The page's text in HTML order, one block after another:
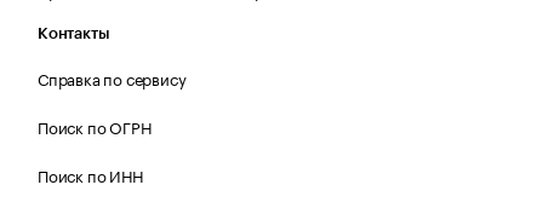
Контакты
Справка по сервису
Поиск по ОГРН
Поиск по ИНН